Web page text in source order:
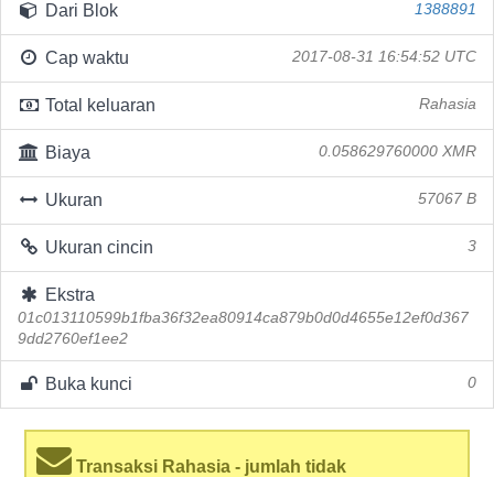
Dari Blok 1388891
Cap waktu 2017-08-31 16:54:52 UTC
Total keluaran Rahasia
Biaya 0.058629760000 XMR
Ukuran 57067 B
Ukuran cincin 3
Ekstra
01c013110599b1fba36f32ea80914ca879b0d0d4655e12ef0d367
9dd2760ef1ee2
Buka kunci 0
Transaksi Rahasia - jumlah tidak